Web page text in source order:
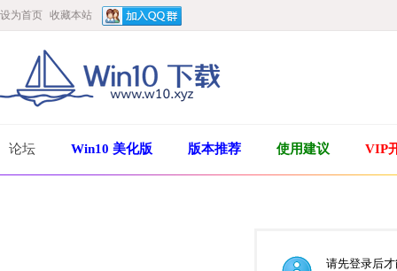
设为首页 收藏本站
论坛 Win10 美化版 版本推荐 使用建议 VIP
请先登录后